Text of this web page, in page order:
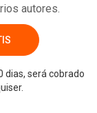
autores.
dias, será cobrado
E-mail